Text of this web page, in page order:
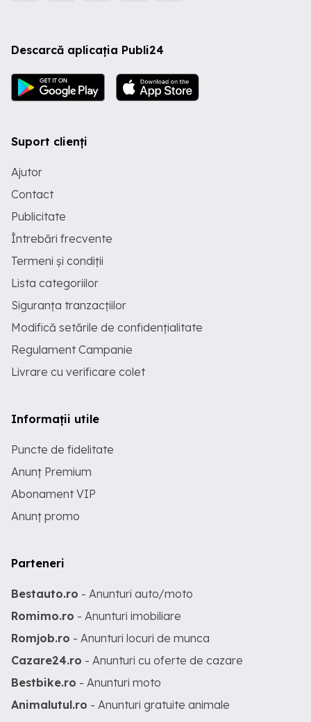
Descarcă aplicația Publi24
Suport clienți
Ajutor
Contact
Publicitate
Întrebări frecvente
Termeni și condiții
Lista categoriilor
Siguranța tranzacțiilor
Modifică setările de confidențialitate
Regulament Campanie
Livrare cu verificare colet
Informații utile
Puncte de fidelitate
Anunț Premium
Abonament VIP
Anunț promo
Parteneri
Bestauto.ro - Anunturi auto/moto
Romimo.ro - Anunturi imobiliare
Romjob.ro - Anunturi locuri de munca
Cazare24.ro - Anunturi cu oferte de cazare
Bestbike.ro - Anunturi moto
Animalutul.ro - Anunturi gratuite animale